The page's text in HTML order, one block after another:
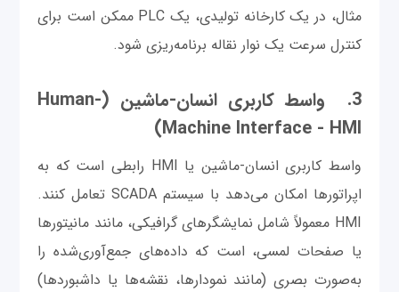
مثال، در یک کارخانه تولیدی، یک PLC ممکن است برای
کنترل سرعت یک نوار نقاله برنامه‌ریزی شود.
3. واسط کاربری انسان-ماشین (Human-
Machine Interface - HMI)
واسط کاربری انسان-ماشین یا HMI رابطی است که به
اپراتورها امکان می‌دهد با سیستم SCADA تعامل کنند.
HMI معمولاً شامل نمایشگرهای گرافیکی، مانند مانیتورها
یا صفحات لمسی، است که داده‌های جمع‌آوری‌شده را
به‌صورت بصری (مانند نمودارها، نقشه‌ها یا داشبوردها)